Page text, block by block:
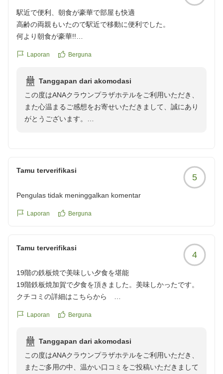
駅近で便利、朝食が豪華で部屋も快適
高齢の両親もいたので駅近で移動に便利でした。
何より朝食が豪華!!
3人だったので一台はエキストラベッドでしたが部屋も広く
すぐ横にコンビニもあり言う事なし!
また利用したいです。
クチコミの詳細はこちらから
https://review.travel.rakuten.co.jp/hotel/voice/263?
Laporan Berguna
Tanggapan dari akomodasi
この度はANAクラウンプラザホテルをご利用いただき、
また心温まるご感想をお寄せいただきまして、誠にあり
がとうございます。
両親様とご一緒のご滞在とのことでしたので、駅に隣接
した立地がお役に立ち、移動のご負担を少しでも軽減で
きましたことは、私どもにとりましても何よりの喜びで
また、朝食につきまして「豪華」とのお言葉を頂戴し、
ご様子が目に浮かび、思わず笑顔になりながら拝見いた
しました。地元の食材や季節の味覚を取り入れたメニュ
ーをはじめ、できたてのお料理など、お客様に一日の始
まりを豊かな気持ちで迎えていただけるよう心を込めて
ご用意しております。このようなお言葉は、料理人をは
じめ朝食スタッフにとって何よりの励みとなります。
満足いただき、ゆったりとお過ごしいただけたとのこ
と、大変安心いたしました。ご滞在中、ご家族皆様で心
地よい時間をお過ごしいただけたのであれば、これ以上
Tamu terverifikasi
5
Pengulas tidak meninggalkan komentar
Laporan Berguna
Tamu terverifikasi
4
19階の鉄板焼で美味しい夕食を堪能
19階鉄板焼加賀で夕食を頂きました。美味しかったです。
クチコミの詳細はこちらから
reviewId=33123478475070
Laporan Berguna
Tanggapan dari akomodasi
この度はANAクラウンプラザホテルをご利用いただき、
またご多用の中、温かい口コミをご投稿いただきまして